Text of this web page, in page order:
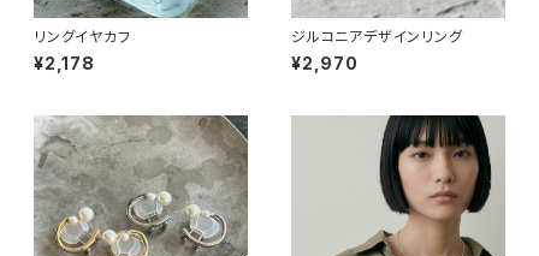
リングイヤカフ
¥2,178
ジルコニアデザインリング
¥2,970